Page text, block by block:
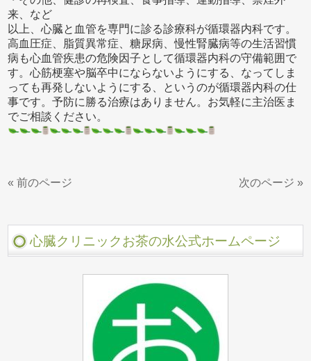
来、など
以上、心臓と血管を専門に診る診療科が循環器内科です。
高血圧症、脂質異常症、糖尿病、慢性腎臓病等の生活習慣
病も心血管疾患の危険因子として循環器内科の守備範囲で
す。心筋梗塞や脳卒中にならないようにする、なってしま
っても再発しないようにする、というのが循環器内科の仕
事です。予防に勝る治療はありません。お気軽に主治医ま
でご相談ください。
« 前のページ 次のページ »
心臓クリニックお茶の水公式ホームページ